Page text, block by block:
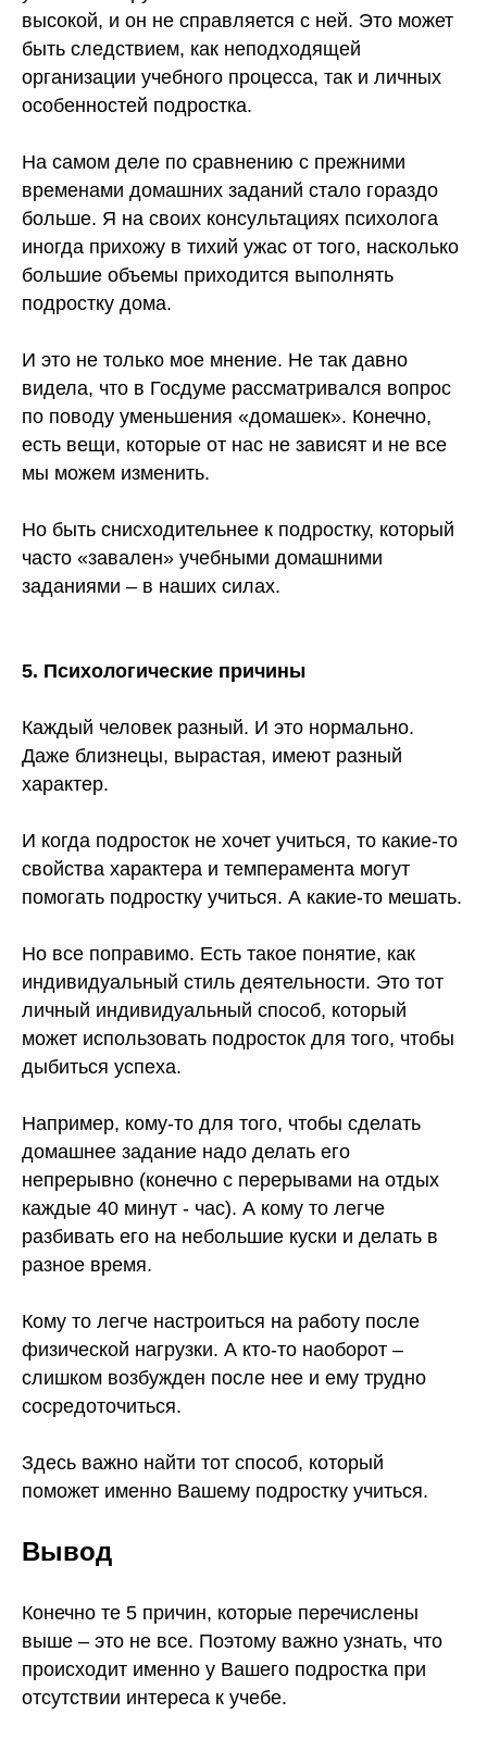
высокой, и он не справляется с ней. Это может
быть следствием, как неподходящей
организации учебного процесса, так и личных
особенностей подростка.
На самом деле по сравнению с прежними
временами домашних заданий стало гораздо
больше. Я на своих консультациях психолога
иногда прихожу в тихий ужас от того, насколько
большие объемы приходится выполнять
подростку дома.
И это не только мое мнение. Не так давно
видела, что в Госдуме рассматривался вопрос
по поводу уменьшения «домашек». Конечно,
есть вещи, которые от нас не зависят и не все
мы можем изменить.
Но быть снисходительнее к подростку, который
часто «завален» учебными домашними
заданиями – в наших силах.
5. Психологические причины
Каждый человек разный. И это нормально.
Даже близнецы, вырастая, имеют разный
характер.
И когда подросток не хочет учиться, то какие-то
свойства характера и темперамента могут
помогать подростку учиться. А какие-то мешать.
Но все поправимо. Есть такое понятие, как
индивидуальный стиль деятельности. Это тот
личный индивидуальный способ, который
может использовать подросток для того, чтобы
дыбиться успеха.
Например, кому-то для того, чтобы сделать
домашнее задание надо делать его
непрерывно (конечно с перерывами на отдых
каждые 40 минут - час). А кому то легче
разбивать его на небольшие куски и делать в
разное время.
Кому то легче настроиться на работу после
физической нагрузки. А кто-то наоборот –
слишком возбужден после нее и ему трудно
сосредоточиться.
Здесь важно найти тот способ, который
поможет именно Вашему подростку учиться.
Вывод
Конечно те 5 причин, которые перечислены
выше – это не все. Поэтому важно узнать, что
происходит именно у Вашего подростка при
отсутствии интереса к учебе.